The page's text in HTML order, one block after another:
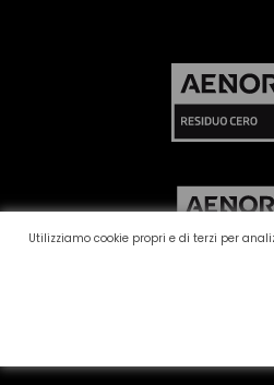
Utilizziamo cookie propri e di terzi per